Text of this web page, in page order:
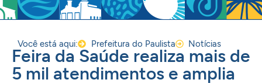
Você está aqui: Prefeitura do Paulista Notícias
Feira da Saúde realiza mais de
5 mil atendimentos e amplia